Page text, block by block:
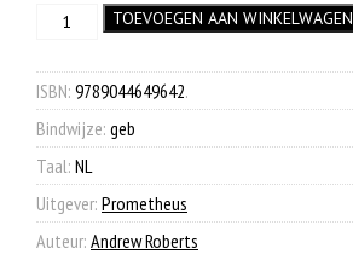
was:
€ 50,00.
is:
€ 12,50.
George
TOEVOEGEN AAN WINKELWAGEN
ISBN: 9789044649642.
Bindwijze: geb
Taal: NL
Uitgever: Prometheus
Auteur: Andrew Roberts